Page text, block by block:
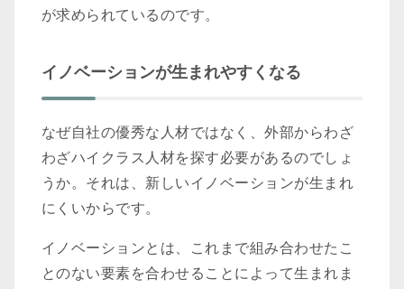
が求められているのです。
イノベーションが生まれやすくなる
なぜ自社の優秀な人材ではなく、外部からわざ
わざハイクラス人材を探す必要があるのでしょ
うか。それは、新しいイノベーションが生まれ
にくいからです。
イノベーションとは、これまで組み合わせたこ
とのない要素を合わせることによって生まれま